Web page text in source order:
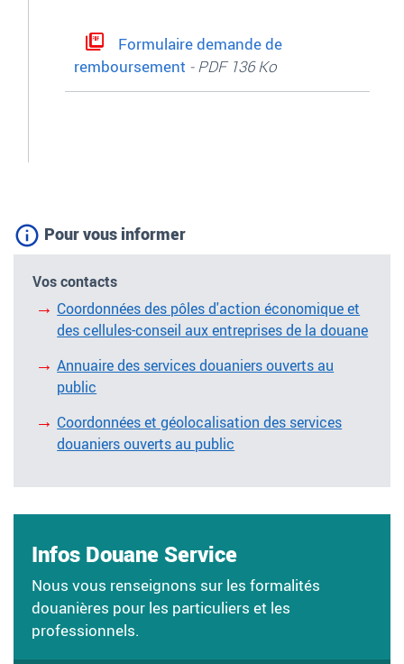
Formulaire demande de
remboursement - PDF 136 Ko
Pour vous informer
Vos contacts
Coordonnées des pôles d'action économique et
des cellules-conseil aux entreprises de la douane
Annuaire des services douaniers ouverts au
public
Coordonnées et géolocalisation des services
douaniers ouverts au public
Infos Douane Service
Nous vous renseignons sur les formalités
douanières pour les particuliers et les
professionnels.